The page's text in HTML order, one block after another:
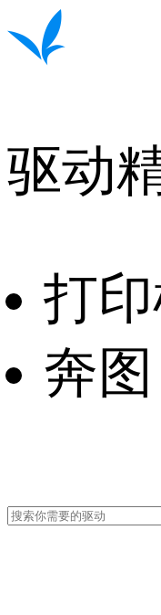
驱动
打
奔图